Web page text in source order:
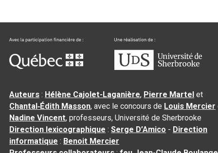
Auteurs : Hélène Cajolet-Laganière, Pierre Martel et
Chantal‑Édith Masson, avec le concours de Louis Mercier
Nadine Vincent, professeurs, Université de Sherbrooke
Direction lexicographique :Serge D’Amico - Direction
informatique : Benoit Mercier